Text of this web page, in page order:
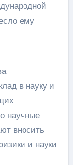
ему
в науку и
научные
вносить
и науки